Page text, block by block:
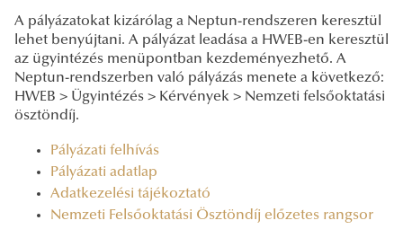
A pályázatokat kizárólag a Neptun-rendszeren keresztül
lehet benyújtani. A pályázat leadása a HWEB-en keresztül
az ügyintézés menüpontban kezdeményezhető. A
Neptun-rendszerben való pályázás menete a következő:
HWEB > Ügyintézés > Kérvények > Nemzeti felsőoktatási
ösztöndíj.
Pályázati felhívás
Pályázati adatlap
Adatkezelési tájékoztató
Nemzeti Felsőoktatási Ösztöndíj előzetes rangsor